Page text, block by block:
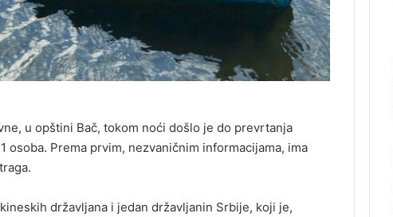
u opštini Bač, tokom noći došlo je do prevrtanja
osoba. Prema prvim, nezvaničnim informacijama, ima
državljana i jedan državljanin Srbije, koji je,